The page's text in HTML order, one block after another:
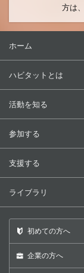
方は、
ホーム
ハビタットとは
活動を知る
参加する
支援する
ライブラリ
初めての方へ
企業の方へ